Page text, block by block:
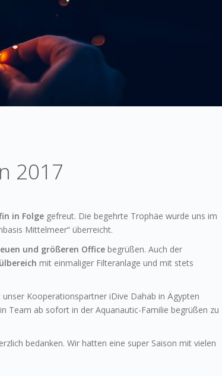
2017
in Folge gefreut. Die begehrte Trophäe wurde uns im
Mittelmeer“ überreicht.
und größeren Office begrüßen. Auch der
mit einmaliger Filteranlage und mit stets
Kooperationspartner iDive Dahab in Ägypten
Team ab sofort in der Aquanautic-Familie begrüßen zu
bedanken. Wir hatten eine super Saison mit vielen